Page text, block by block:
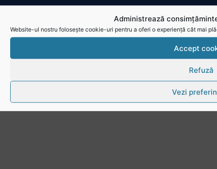
Administrează
Website-ul nostru folosește cookie-uri pentru a oferi o experiență cât mai
Accept
Refuză
Vezi
Politica de utilizare cookies